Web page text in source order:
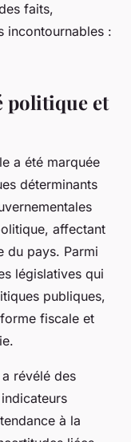
faits,
incontournables :
politique et
a été marquée
déterminants
affectant
du pays. Parmi
législatives qui
publiques,
fiscale et
révélé des
à la